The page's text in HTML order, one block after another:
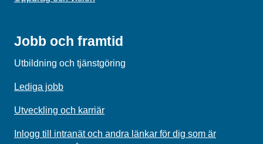
Jobb och framtid
Utbildning och tjänstgöring
Lediga jobb
Utveckling och karriär
Inlogg till intranät och andra länkar för dig som är